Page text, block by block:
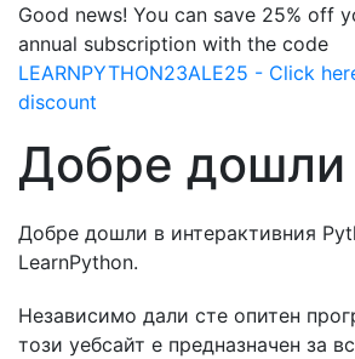
Good news! You can save 25% off
annual subscription with the code
LEARNPYTHON23ALE25 - Click
discount
Добре дошли
Добре дошли в интерактивния
LearnPython.
Независимо дали сте опитен
този уебсайт е предназначен за